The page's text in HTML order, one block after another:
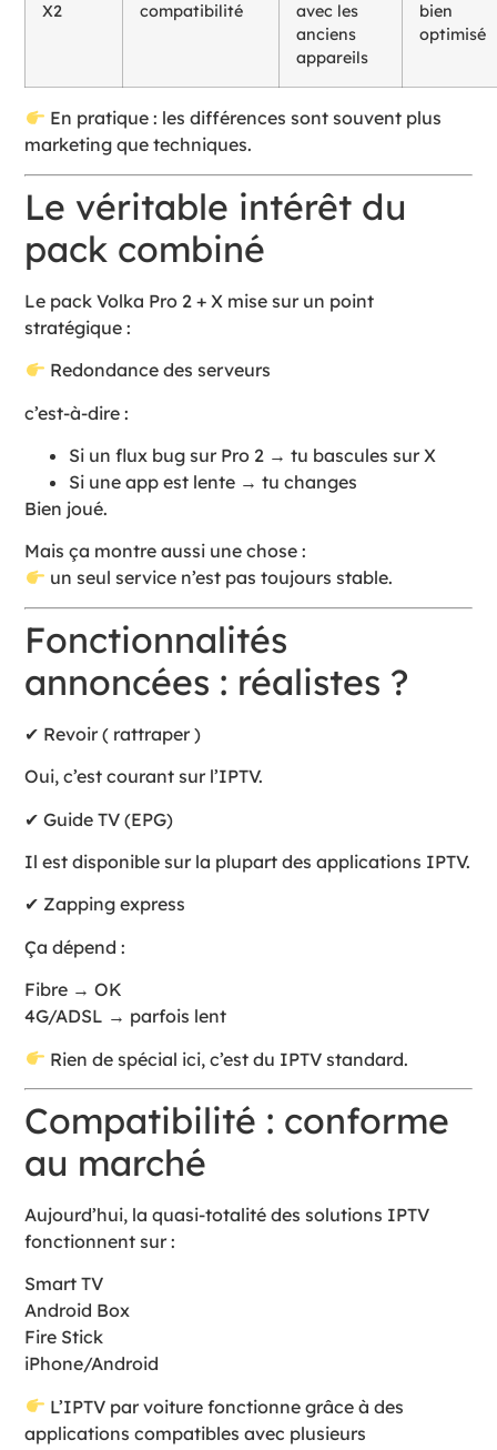
X2
compatibilité
avec les
anciens
appareils
bien
optimisé
En pratique : les différences sont souvent plus
marketing que techniques.
Le véritable intérêt du
pack combiné
Le pack Volka Pro 2 + X mise sur un point
stratégique :
Redondance des serveurs
c’est-à-dire :
Si un flux bug sur Pro 2 → tu bascules sur X
Si une app est lente → tu changes
Bien joué.
Mais ça montre aussi une chose :
un seul service n’est pas toujours stable.
Fonctionnalités
annoncées : réalistes ?
✔ Revoir ( rattraper )
Oui, c’est courant sur l’IPTV.
✔ Guide TV (EPG)
Il est disponible sur la plupart des applications IPTV.
✔ Zapping express
Ça dépend :
Fibre → OK
4G/ADSL → parfois lent
Rien de spécial ici, c’est du IPTV standard.
Compatibilité : conforme
au marché
Aujourd’hui, la quasi-totalité des solutions IPTV
fonctionnent sur :
Smart TV
Android Box
Fire Stick
iPhone/Android
L’IPTV par voiture fonctionne grâce à des
applications compatibles avec plusieurs